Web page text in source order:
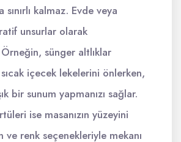
kalmaz. Evde veya
unsurlar olarak
sünger altlıklar
içecek lekelerini önlerken,
bir sunum yapmanızı sağlar.
ise masanızın yüzeyini
ve renk seçenekleriyle mekanı